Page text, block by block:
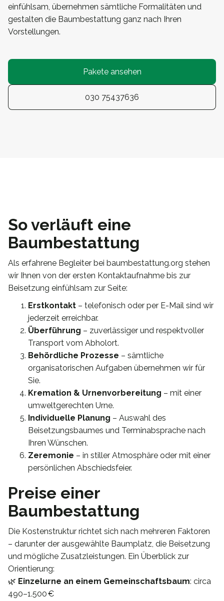
einfühlsam, übernehmen sämtliche Formalitäten und
gestalten die Baumbestattung ganz nach Ihren
Vorstellungen.
Pakete ansehen
030 75437636
So verläuft eine
Baumbestattung
Als erfahrene Begleiter bei baumbestattung.org stehen
wir Ihnen von der ersten Kontaktaufnahme bis zur
Beisetzung einfühlsam zur Seite:
Erstkontakt – telefonisch oder per E-Mail sind wir
jederzeit erreichbar.
Überführung – zuverlässiger und respektvoller
Transport vom Abholort.
Behördliche Prozesse – sämtliche
organisatorischen Aufgaben übernehmen wir für
Sie.
Kremation & Urnenvorbereitung – mit einer
umweltgerechten Urne.
Individuelle Planung – Auswahl des
Beisetzungsbaumes und Terminabsprache nach
Ihren Wünschen.
Zeremonie – in stiller Atmosphäre oder mit einer
persönlichen Abschiedsfeier.
Preise einer
Baumbestattung
Die Kostenstruktur richtet sich nach mehreren Faktoren
– darunter der ausgewählte Baumplatz, die Beisetzung
und mögliche Zusatzleistungen. Ein Überblick zur
Orientierung:
🌿 Einzelurne an einem Gemeinschaftsbaum: circa
490–1.500 €